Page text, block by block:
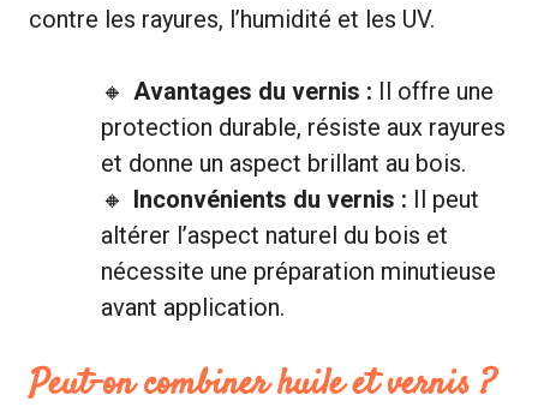
contre les rayures, l’humidité et les UV.
Avantages du vernis : Il offre une
protection durable, résiste aux rayures
et donne un aspect brillant au bois.
Inconvénients du vernis : Il peut
altérer l’aspect naturel du bois et
nécessite une préparation minutieuse
avant application.
Peut-on combiner huile et vernis ?